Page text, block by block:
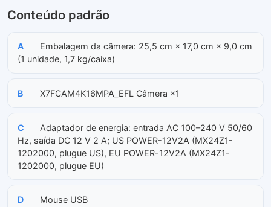
Conteúdo padrão
A
Embalagem da câmera: 25,5 cm × 17,0 cm × 9,0 cm
(1 unidade, 1,7 kg/caixa)
B X7FCAM4K16MPA_EFL Câmera ×1
C
Adaptador de energia: entrada AC 100–240 V 50/60
Hz, saída DC 12 V 2 A; US POWER-12V2A (MX24Z1-
1202000, plugue US), EU POWER-12V2A (MX24Z1-
1202000, plugue EU)
D Mouse USB